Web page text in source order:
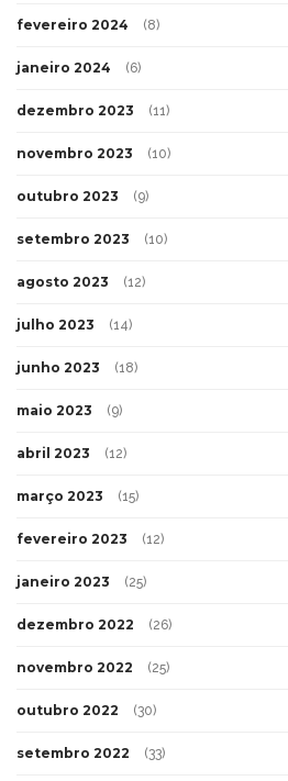
fevereiro 2024 (8)
janeiro 2024 (6)
dezembro 2023 (11)
novembro 2023 (10)
outubro 2023 (9)
setembro 2023 (10)
agosto 2023 (12)
julho 2023 (14)
junho 2023 (18)
maio 2023 (9)
abril 2023 (12)
março 2023 (15)
fevereiro 2023 (12)
janeiro 2023 (25)
dezembro 2022 (26)
novembro 2022 (25)
outubro 2022 (30)
setembro 2022 (33)